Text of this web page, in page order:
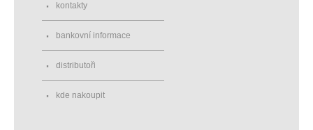
kontakty
bankovní informace
distributoři
kde nakoupit